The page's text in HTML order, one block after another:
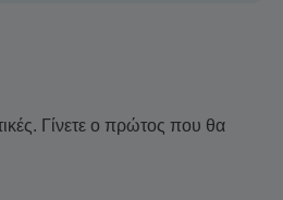
Γίνετε ο πρώτος που θα